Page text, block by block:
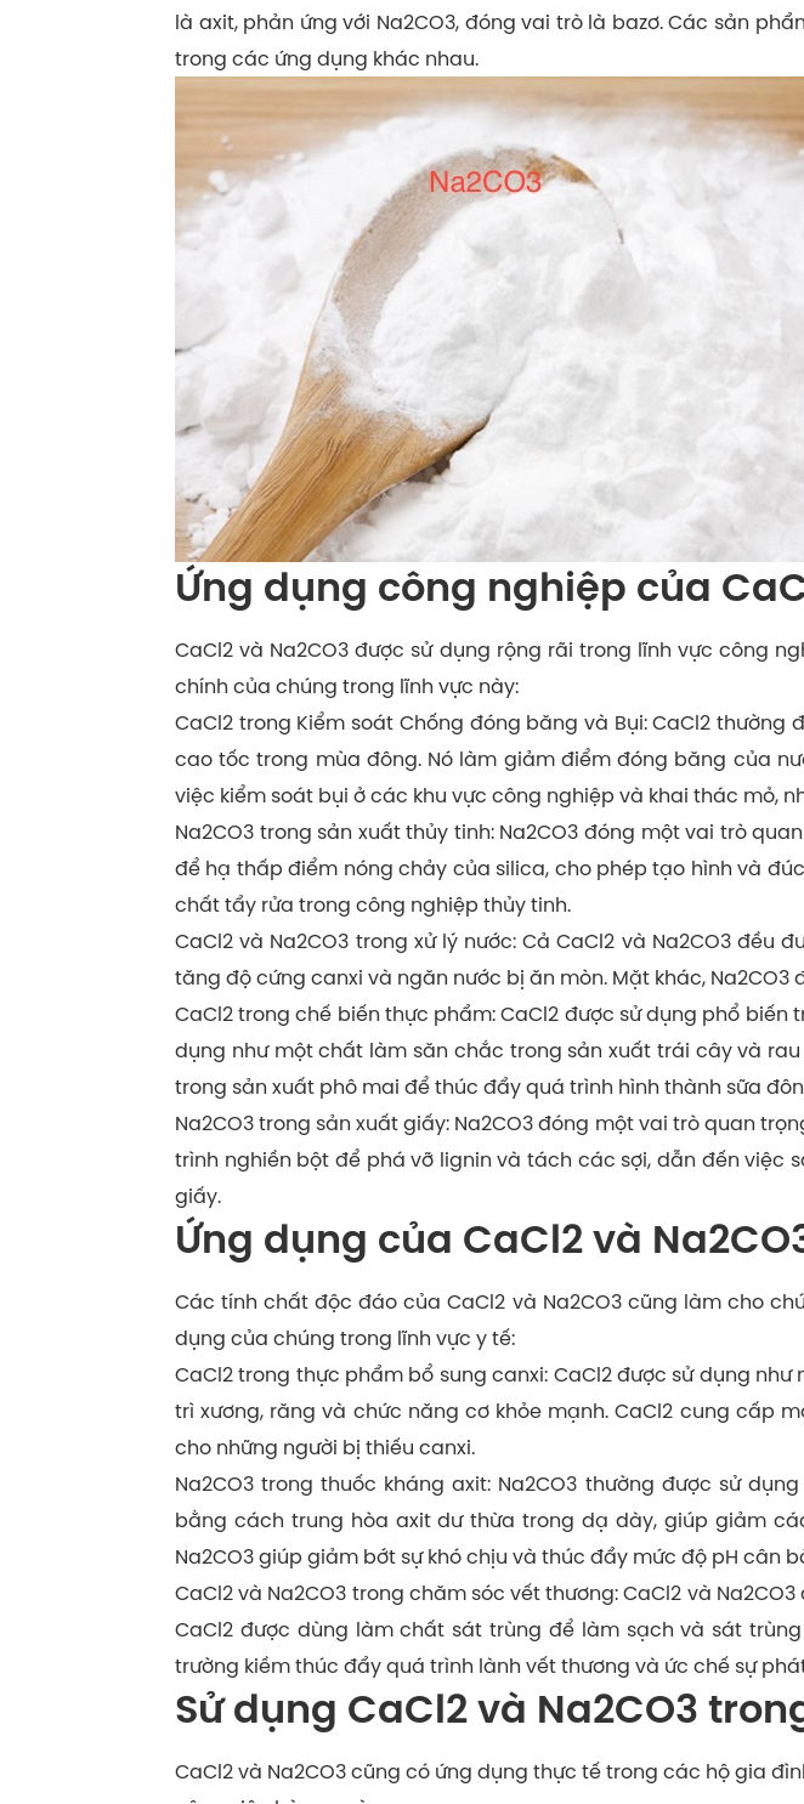
là axit, phản ứng với Na2CO3, đóng vai trò là bazơ. Các sản
trong các ứng dụng khác nhau.
Ứng dụng công nghiệp của
CaCl2 và Na2CO3 được sử dụng rộng rãi trong lĩnh vực công
chính của chúng trong lĩnh vực này:
CaCl2 trong Kiểm soát Chống đóng băng và Bụi: CaCl2
cao tốc trong mùa đông. Nó làm giảm điểm đóng băng của
việc kiểm soát bụi ở các khu vực công nghiệp và khai thác mỏ,
Na2CO3 trong sản xuất thủy tinh: Na2CO3 đóng một vai trò
để hạ thấp điểm nóng chảy của silica, cho phép tạo hình và
chất tẩy rửa trong công nghiệp thủy tinh.
CaCl2 và Na2CO3 trong xử lý nước: Cả CaCl2 và Na2CO3
tăng độ cứng canxi và ngăn nước bị ăn mòn. Mặt khác,
CaCl2 trong chế biến thực phẩm: CaCl2 được sử dụng phổ
dụng như một chất làm săn chắc trong sản xuất trái cây và
trong sản xuất phô mai để thúc đẩy quá trình hình thành sữa
Na2CO3 trong sản xuất giấy: Na2CO3 đóng một vai trò quan
trình nghiền bột để phá vỡ lignin và tách các sợi, dẫn đến việc
giấy.
Ứng dụng của CaCl2 và
Các tính chất độc đáo của CaCl2 và Na2CO3 cũng làm cho
dụng của chúng trong lĩnh vực y tế:
CaCl2 trong thực phẩm bổ sung canxi: CaCl2 được sử dụng
trì xương, răng và chức năng cơ khỏe mạnh. CaCl2 cung cấp
cho những người bị thiếu canxi.
Na2CO3 trong thuốc kháng axit: Na2CO3 thường được sử
bằng cách trung hòa axit dư thừa trong dạ dày, giúp giảm
Na2CO3 giúp giảm bớt sự khó chịu và thúc đẩy mức độ pH cân
CaCl2 và Na2CO3 trong chăm sóc vết thương: CaCl2 và
CaCl2 được dùng làm chất sát trùng để làm sạch và sát
trường kiềm thúc đẩy quá trình lành vết thương và ức chế sự
Sử dụng CaCl2 và Na2CO3
CaCl2 và Na2CO3 cũng có ứng dụng thực tế trong các hộ gia